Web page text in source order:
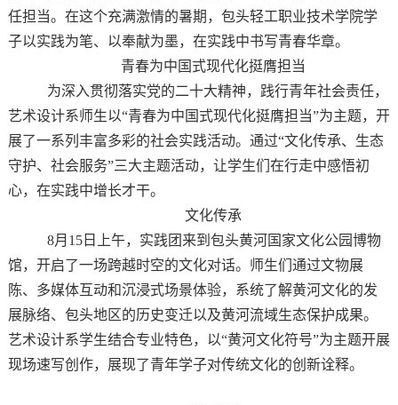
任担当。在这个充满激情的暑期，包头轻工职业技术学院学
子以实践为笔、以奉献为墨，在实践中书写青春华章。
青春为中国式现代化挺膺担当
为深入贯彻落实党的二十大精神，践行青年社会责任，
艺术设计系师生以“青春为中国式现代化挺膺担当”为主题，开
展了一系列丰富多彩的社会实践活动。通过“文化传承、生态
守护、社会服务”三大主题活动，让学生们在行走中感悟初
心，在实践中增长才干。
文化传承
8月15日上午，实践团来到包头黄河国家文化公园博物
馆，开启了一场跨越时空的文化对话。师生们通过文物展
陈、多媒体互动和沉浸式场景体验，系统了解黄河文化的发
展脉络、包头地区的历史变迁以及黄河流域生态保护成果。
艺术设计系学生结合专业特色，以“黄河文化符号”为主题开展
现场速写创作，展现了青年学子对传统文化的创新诠释。